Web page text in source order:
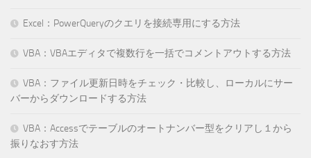
Excel：PowerQueryのクエリを接続専用にする方法
VBA：VBAエディタで複数行を一括でコメントアウトする方法
VBA：ファイル更新日時をチェック・比較し、ローカルにサー
バーからダウンロードする方法
VBA：Accessでテーブルのオートナンバー型をクリアし１から
振りなおす方法